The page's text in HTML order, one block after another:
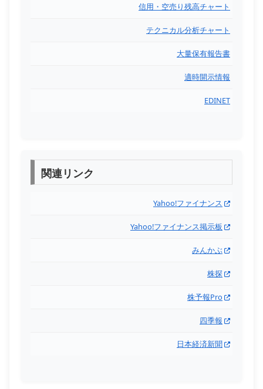
信用・空売り残高チャート
テクニカル分析チャート
大量保有報告書
適時開示情報
EDINET
関連リンク
Yahoo!ファイナンス
Yahoo!ファイナンス掲示板
みんかぶ
株探
株予報Pro
四季報
日本経済新聞